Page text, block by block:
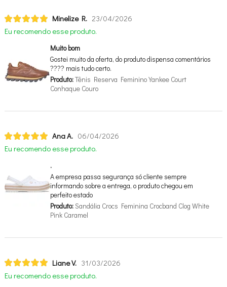
Minelize R. 23/04/2026
Eu recomendo esse produto.
Muito bom
Gostei muito da oferta, do produto dispensa comentários
???? mais tudo certo.
Produto:Tênis Reserva Feminino Yankee Court
Conhaque Couro
Ana A. 06/04/2026
Eu recomendo esse produto.
.
A empresa passa segurança só cliente sempre
informando sobre a entrega, o produto chegou em
perfeito estado
Produto:Sandália Crocs Feminina Crocband Clog White
Pink Caramel
Liane V. 31/03/2026
Eu recomendo esse produto.